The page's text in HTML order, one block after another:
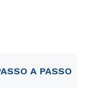
A PASSO